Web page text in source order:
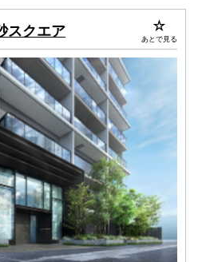
スクエア あとで見る